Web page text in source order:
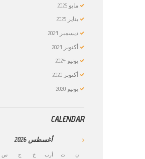
مايو2025
يناير2025
ديسمبر2024
أكتوبر2024
يونيو2024
أكتوبر2020
يونيو2020
CALENDAR
أغسطس2026
ن ث أرب خ ج س